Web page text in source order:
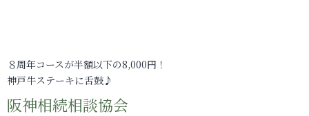
８周年コースが半額以下の8,000円！
神戸牛ステーキに舌鼓♪
阪神相続相談協会